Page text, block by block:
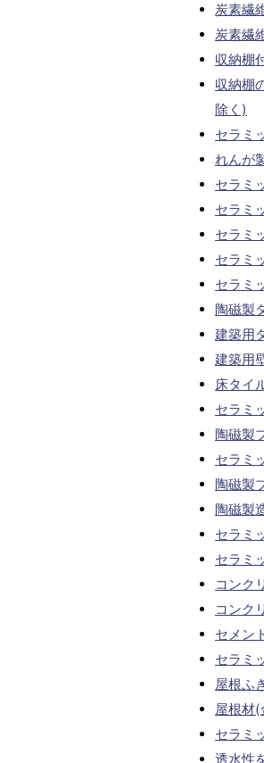
炭素繊
炭素繊
収納棚
収納棚
除く)
セラミ
れんが
セラミ
セラミ
セラミ
セラミ
セラミ
陶磁製
建築用
建築用
床タイ
セラミ
陶磁製
セラミ
陶磁製
陶磁製
セラミ
セラミ
コンク
コンク
セメン
セラミ
屋根ふ
屋根材(
セラミ
透水性